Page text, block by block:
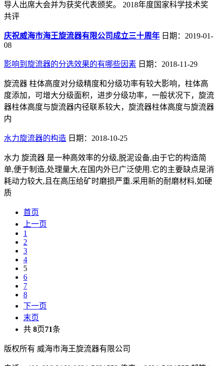
导人出席大会并为获奖代表颁奖。 2018年度国家科学技术奖
共评
庆祝威海市海王旋流器有限公司成立三十周年 日期：2019-01-
08
影响到旋流器的分选效果的有哪些因素 日期：2018-11-29
旋流器 柱体高度对分级精度和分级功率有较大影响，柱体高
度添加，可增大分级面积，进步分级功率，一般状况下，旋流
器柱体高度与旋流器内径联系较大，旋流器柱体高度与旋流器
内
水力旋流器的构造 日期：2018-10-25
水力 旋流器 是一种高效率的分级,脱泥设备,由于它的构造简
单,便于制造,处理量大,在国内外已广泛使用.它的主要缺点是消
耗动力较大,且在高压给矿时磨损严重.采用新的耐磨材料,如硬
质
首页
上一页
1
2
3
4
5
6
7
8
下一页
末页
共 8页71条
版权所有 威海市海王旋流器有限公司